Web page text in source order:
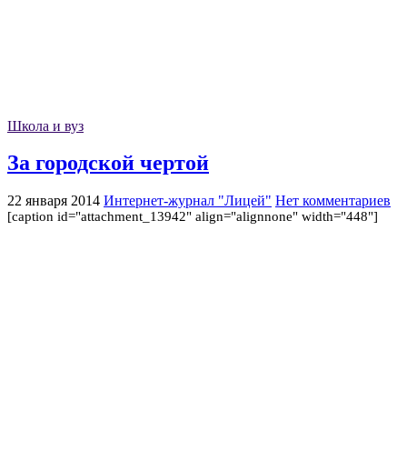
Школа и вуз
За городской чертой
22 января 2014 Интернет-журнал "Лицей" Нет комментариев
[caption id="attachment_13942" align="alignnone" width="448"]